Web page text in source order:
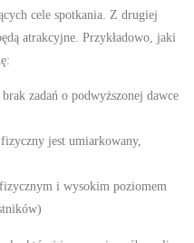
cele spotkania. Z drugiej
atrakcyjne. Przykładowo, jaki
zadań o podwyższonej dawce
jest umiarkowany,
i wysokim poziomem